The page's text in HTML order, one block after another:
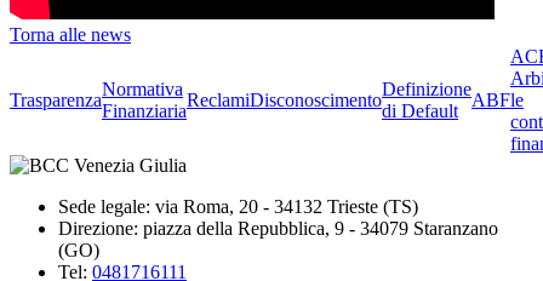
Torna alle news
Trasparenza
Normativa
Finanziaria
ReclamiDisconoscimento
Definizione
di Default
ABFle
Sede legale: via Roma, 20 - 34132 Trieste (TS)
Direzione: piazza della Repubblica, 9 - 34079 Staranzano
(GO)
Tel: 0481716111